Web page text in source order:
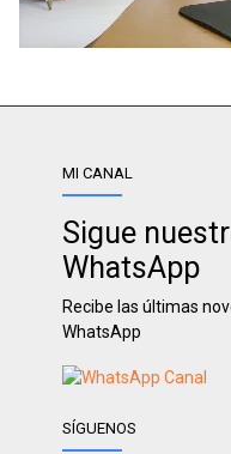
MI CANAL
Sigue
WhatsApp
Recibe las últimas
WhatsApp
SÍGUENOS